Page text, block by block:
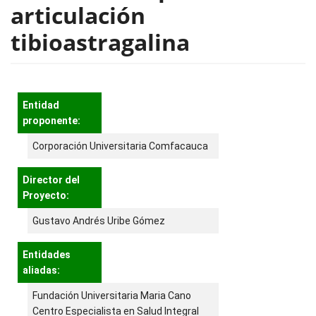
articulación
tibioastragalina
Entidad
proponente:
Corporación Universitaria Comfacauca
Director del
Proyecto:
Gustavo Andrés Uribe Gómez
Entidades
aliadas:
Fundación Universitaria Maria Cano
Centro Especialista en Salud Integral